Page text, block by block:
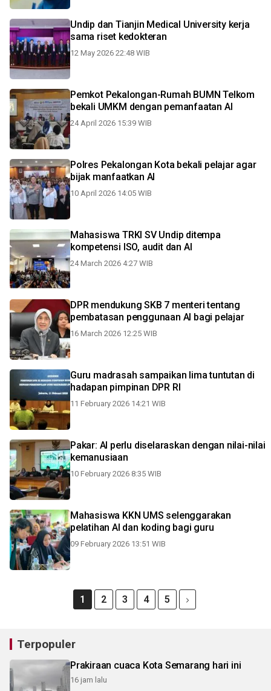
Undip dan Tianjin Medical University kerja
sama riset kedokteran
12 May 2026 22:48 WIB
Pemkot Pekalongan-Rumah BUMN Telkom
bekali UMKM dengan pemanfaatan AI
24 April 2026 15:39 WIB
Polres Pekalongan Kota bekali pelajar agar
bijak manfaatkan AI
10 April 2026 14:05 WIB
Mahasiswa TRKI SV Undip ditempa
kompetensi ISO, audit dan AI
24 March 2026 4:27 WIB
DPR mendukung SKB 7 menteri tentang
pembatasan penggunaan AI bagi pelajar
16 March 2026 12:25 WIB
Guru madrasah sampaikan lima tuntutan di
hadapan pimpinan DPR RI
11 February 2026 14:21 WIB
Pakar: AI perlu diselaraskan dengan nilai-nilai
kemanusiaan
10 February 2026 8:35 WIB
Mahasiswa KKN UMS selenggarakan
pelatihan AI dan koding bagi guru
09 February 2026 13:51 WIB
1 2 3 4 5
Terpopuler
Prakiraan cuaca Kota Semarang hari ini
16 jam lalu